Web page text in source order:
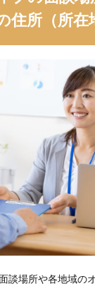
所（所在
談場所や各地域の